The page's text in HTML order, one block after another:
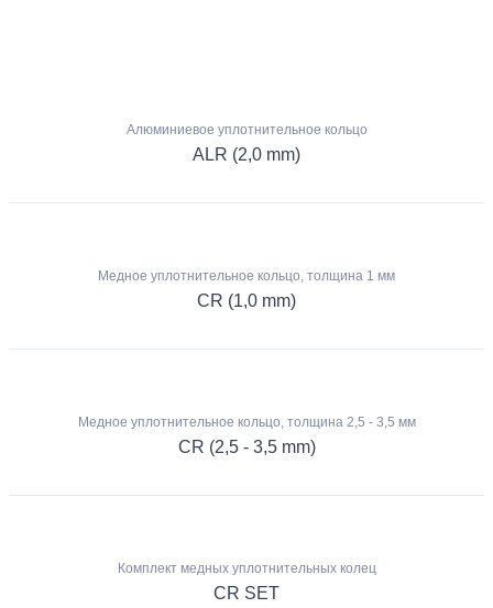
Алюминиевое уплотнительное кольцо
ALR (2,0 mm)
Медное уплотнительное кольцо, толщина 1 мм
CR (1,0 mm)
Медное уплотнительное кольцо, толщина 2,5 - 3,5 мм
CR (2,5 - 3,5 mm)
Комплект медных уплотнительных колец
CR SET